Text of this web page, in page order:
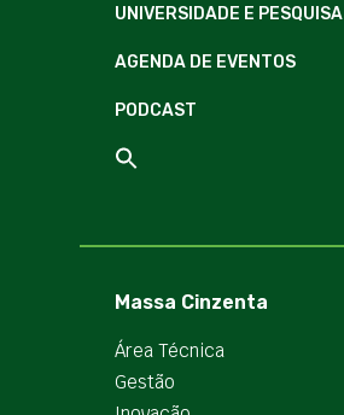
UNIVERSIDADE E PESQUISA
AGENDA DE EVENTOS
PODCAST
Massa Cinzenta
Área Técnica
Gestão